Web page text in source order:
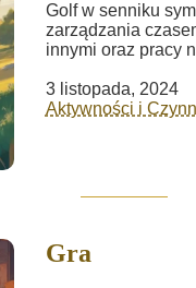
Golf w senniku
zarządzania
innymi oraz pracy
3 listopada, 2024
Aktywności i
Gra